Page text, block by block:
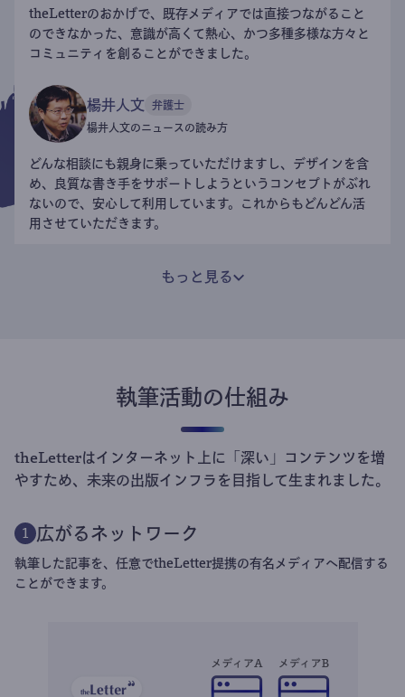
theLetterのおかげで、既存メディアでは直接つながること
のできなかった、意識が高くて熱心、かつ多種多様な方々と
コミュニティを創ることができました。
楊井人文 弁護士
楊井人文のニュースの読み方
どんな相談にも親身に乗っていただけますし、デザインを含
め、良質な書き手をサポートしようというコンセプトがぶれ
ないので、安心して利用しています。これからもどんどん活
用させていただきます。
もっと見る
執筆活動の仕組み
theLetterはインターネット上に「深い」コンテンツを増
やすため、未来の出版インフラを目指して生まれました。
1 広がるネットワーク
執筆した記事を、任意でtheLetter提携の有名メディアへ配信する
ことができます。